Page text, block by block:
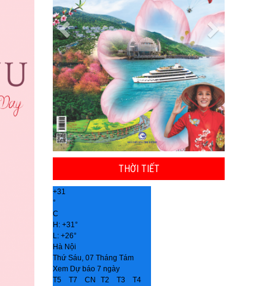
THỜI TIẾT
+31
°
C
H: +31°
L: +26°
Hà Nội
Thứ Sáu, 07 Tháng Tám
Xem Dự báo 7 ngày
T5
T7 CN T2 T3
T4